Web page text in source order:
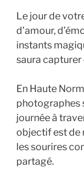
Le jour de
d’amour,
instants
saura
En Haute
photographes
journée à
objectif est de
les sourires
partagé.